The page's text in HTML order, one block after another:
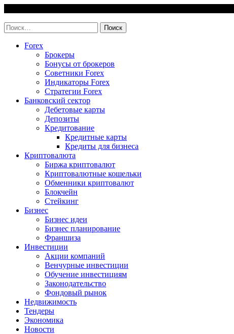
content
Найти:
Forex
Брокеры
Бонусы от брокеров
Советники Forex
Индикаторы Forex
Стратегии Forex
Банковский сектор
Дебетовые карты
Депозиты
Кредитование
Кредитные карты
Кредиты для бизнеса
Криптовалюта
Биржа криптовалют
Криптовалютные кошельки
Обменники криптовалют
Блокчейн
Стейкинг
Бизнес
Бизнес идеи
Бизнес планирование
Франшиза
Инвестиции
Акции компаний
Венчурные инвестиции
Обучение инвестициям
Законодательство
Фондовый рынок
Недвижимость
Тендеры
Экономика
Новости